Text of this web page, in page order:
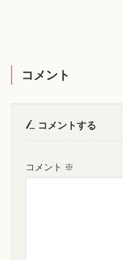
コメント
コメントする
コメント ※